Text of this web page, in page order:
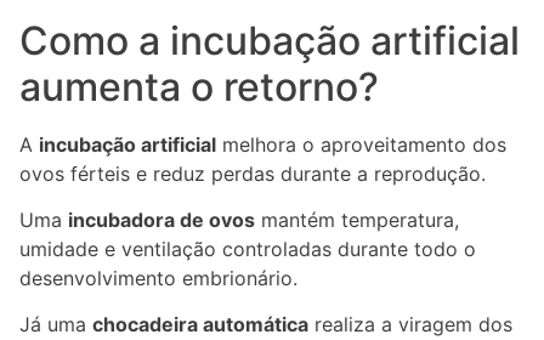
Como a incubação artificial
aumenta o retorno?
A incubação artificial melhora o aproveitamento dos
ovos férteis e reduz perdas durante a reprodução.
Uma incubadora de ovos mantém temperatura,
umidade e ventilação controladas durante todo o
desenvolvimento embrionário.
Já uma chocadeira automática realiza a viragem dos